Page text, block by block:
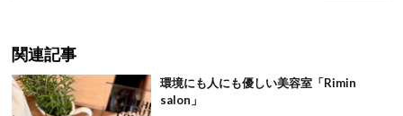
関連記事
環境にも人にも優しい美容室「Rimin
salon」